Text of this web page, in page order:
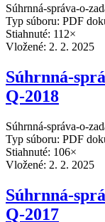
Súhrnná-správa-o-
Typ súboru: PDF
Stiahnuté: 112×
Vložené: 2. 2. 2025
Súhrnná-
Q-2018
Súhrnná-správa-o-
Typ súboru: PDF
Stiahnuté: 106×
Vložené: 2. 2. 2025
Súhrnná-
Q-2017